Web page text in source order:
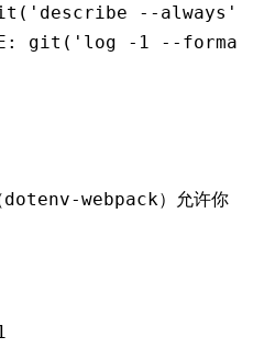
( 'describe --always'
: git ( 'log -1 --
dotenv-webpack）允许你